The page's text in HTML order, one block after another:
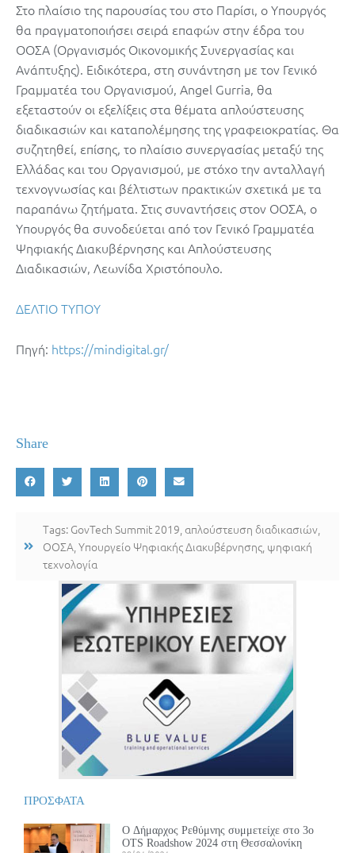
Στο πλαίσιο της παρουσίας του στο Παρίσι, ο Υπουργός
θα πραγματοποιήσει σειρά επαφών στην έδρα του
ΟΟΣΑ (Οργανισμός Οικονομικής Συνεργασίας και
Ανάπτυξης). Ειδικότερα, στη συνάντηση με τον Γενικό
Γραμματέα του Οργανισμού, Angel Gurria, θα
εξεταστούν οι εξελίξεις στα θέματα απλούστευσης
διαδικασιών και καταπολέμησης της γραφειοκρατίας. Θα
συζητηθεί, επίσης, το πλαίσιο συνεργασίας μεταξύ της
Ελλάδας και του Οργανισμού, με στόχο την ανταλλαγή
τεχνογνωσίας και βέλτιστων πρακτικών σχετικά με τα
παραπάνω ζητήματα. Στις συναντήσεις στον ΟΟΣΑ, ο
Υπουργός θα συνοδεύεται από τον Γενικό Γραμματέα
Ψηφιακής Διακυβέρνησης και Απλούστευσης
Διαδικασιών, Λεωνίδα Χριστόπουλο.
ΔΕΛΤΙΟ ΤΥΠΟΥ
Πηγή: https://mindigital.gr/
Share
Tags: GovTech Summit 2019 απλούστευση διαδικασιών
ΟΟΣΑ Υπουργείο Ψηφιακής Διακυβέρνησης ψηφιακή
τεχνολογία
ΠΡΟΣΦΑΤΑ
Ο Δήμαρχος Ρεθύμνης συμμετείχε στο 3ο
OTS Roadshow 2024 στη Θεσσαλονίκη